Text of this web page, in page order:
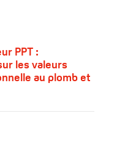
PPT :
les valeurs
au plomb et